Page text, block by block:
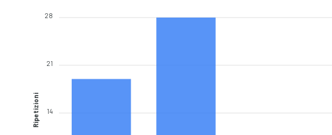
28
21
14
Ripetizioni